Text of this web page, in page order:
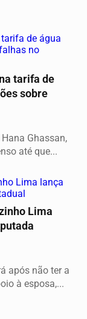
tarifa de
sobre
Ghassan,
até que...
Lima
após não ter a
à esposa,...